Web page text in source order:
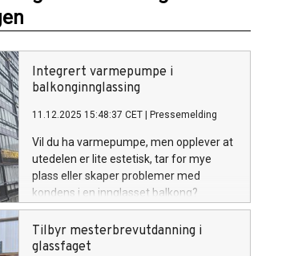
Integrert varmepumpe i
balkonginnglassing
11.12.2025 15:48:37 CET Pressemelding
Vil du ha varmepumpe, men opplever at
utedelen er lite estetisk, tar for mye
plass eller skaper problemer med
kondens i en innglasset balkong?
Balkongentreprenøren AS lanserer nå et
patentert innglassingssystem, der
varmepumpens utedel er integrert i
Tilbyr mesterbrevutdanning i
glassfaget